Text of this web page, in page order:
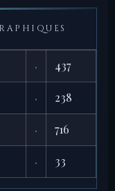
· 437
· 238
· 716
· 33